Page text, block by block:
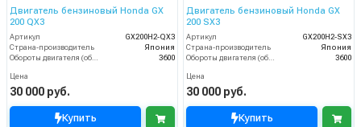
Двигатель бензиновый Honda GX
200 QX3
Артикул
GX200H2-QX3
Страна-производитель
Япония
Обороты двигателя (об/мин)
3600
Цена
30 000 руб.
Купить
Двигатель бензиновый Honda GX
200 SX3
Артикул
GX200H2-SX3
Страна-производитель
Япония
Обороты двигателя (об/мин)
3600
Цена
30 000 руб.
Купить